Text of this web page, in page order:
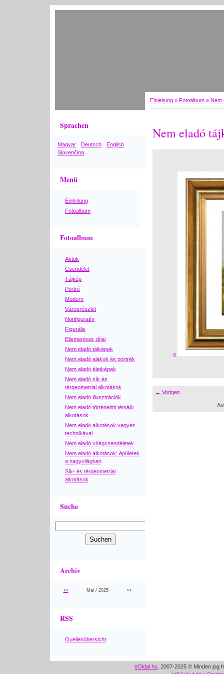
Sprachen
Magyar Deutsch
English
Slovenčina
Menü
Einleitung
Fotoalbum
Fotoalbum
Aktok
Csendélet
Tájkép
Portré
Modern
Városrészlet
Nonfiguratív
Figurális
Elismerései, díjai
Nem eladó tájképek
Nem eladó alakok és portrék
Nem eladó életképek
Nem eladó sík és
térgeometriai alkotások
Nem eladó illusztrációk
Nem eladó történelmi témájú
alkotások
Nem eladó alkotások vegyes
technikával
Nem eladó virágcsendéletek
Nem eladó alkotások: épületek
a nagyvilágban
Sík- és térgeometriai
alkotások
Suche
Archiv
<< Mai / 2025 >>
RSS
Quellenübersicht
Einleitung » Fotoalbum » Nem
Nem eladó
«
← Voriges
eOldal.hu , 2007-2025 © Minden jog